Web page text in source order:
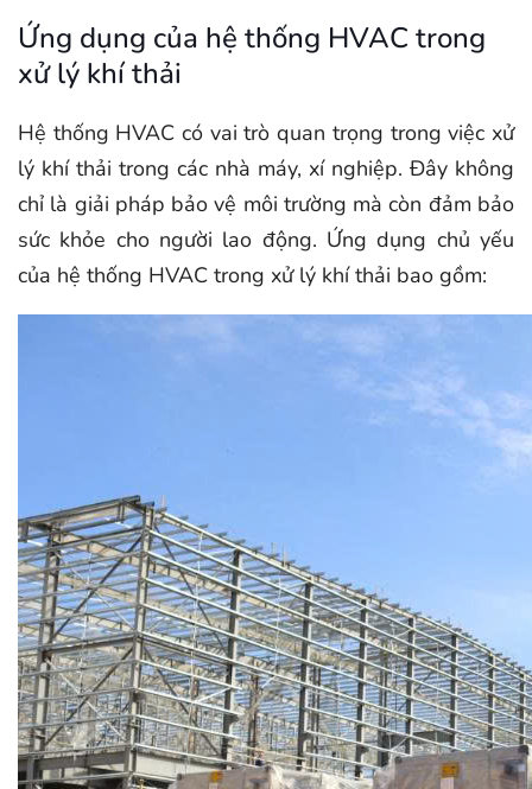
Ứng dụng của hệ thống HVAC trong
xử lý khí thải
Hệ thống HVAC có vai trò quan trọng trong việc xử
lý khí thải trong các nhà máy, xí nghiệp. Đây không
chỉ là giải pháp bảo vệ môi trường mà còn đảm bảo
sức khỏe cho người lao động. Ứng dụng chủ yếu
của hệ thống HVAC trong xử lý khí thải bao gồm: